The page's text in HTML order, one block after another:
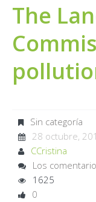
The
Sin categoría
28 octubre,
CCristina
Los
1625
0